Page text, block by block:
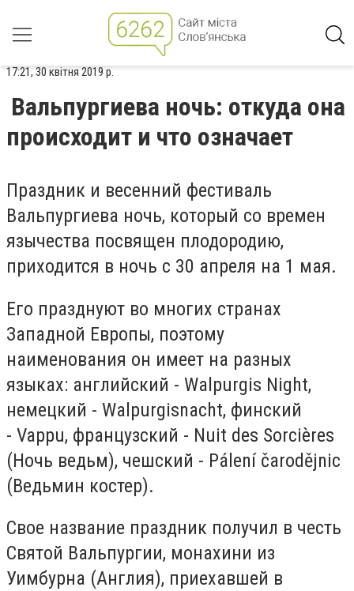
17:21, 30 квітня 2019 р.
Вальпургиева ночь: откуда она
происходит и что означает
Праздник и весенний фестиваль
Вальпургиева ночь, который со времен
язычества посвящен плодородию,
приходится в ночь с 30 апреля на 1 мая.
Его празднуют во многих странах
Западной Европы, поэтому
наименования он имеет на разных
языках: английский - Walpurgis Night,
немецкий - Walpurgisnacht, финский
- Vappu, французский - Nuit des Sorcières
(Ночь ведьм), чешский - Pálení čarodějnic
(Ведьмин костер).
Свое название праздник получил в честь
Святой Вальпургии, монахини из
Уимбурна (Англия), приехавшей в